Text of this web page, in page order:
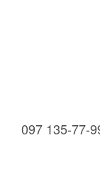
097 135-77-